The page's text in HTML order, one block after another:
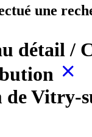
une
détail /
de Vitry-